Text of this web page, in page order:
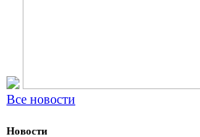
Все новости
Новости